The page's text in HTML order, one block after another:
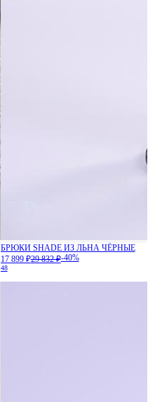
БРЮКИ SHADE ИЗ ЛЬНА ЧЁРНЫЕ
17 899 ₽29 832 ₽-40%
48